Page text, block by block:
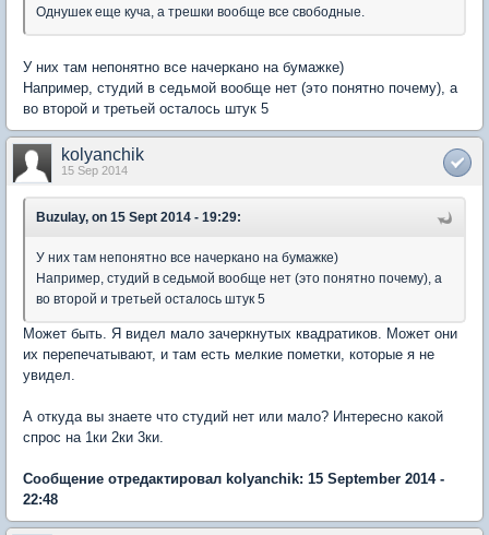
Однушек еще куча, а трешки вообще все свободные.
У них там непонятно все начеркано на бумажке)
Например, студий в седьмой вообще нет (это понятно почему), а
во второй и третьей осталось штук 5
kolyanchik
15 Sep 2014
Buzulay, on 15 Sept 2014 - 19:29:
У них там непонятно все начеркано на бумажке)
Например, студий в седьмой вообще нет (это понятно почему), а
во второй и третьей осталось штук 5
Может быть. Я видел мало зачеркнутых квадратиков. Может они
их перепечатывают, и там есть мелкие пометки, которые я не
увидел.
А откуда вы знаете что студий нет или мало? Интересно какой
спрос на 1ки 2ки 3ки.
Сообщение отредактировал kolyanchik: 15 September 2014 -
22:48